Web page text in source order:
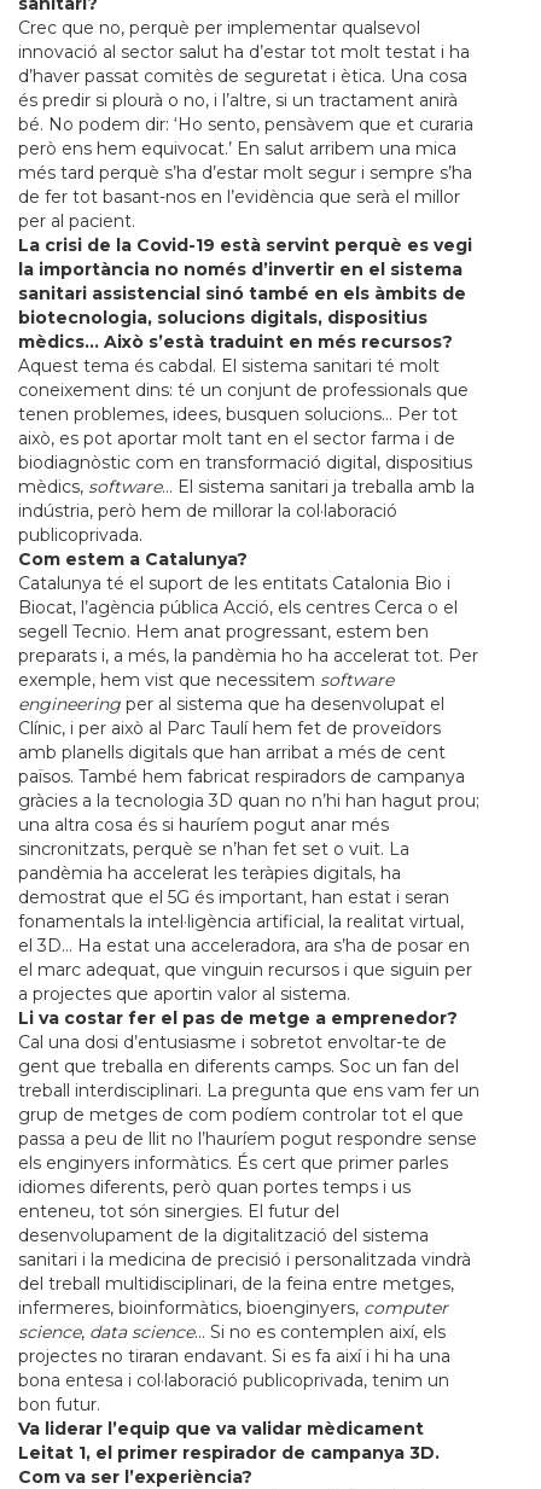
Crec que no, perquè per implementar qualsevol
innovació al sector salut ha d’estar tot molt testat i ha
d’haver passat comitès de seguretat i ètica. Una cosa
és predir si plourà o no, i l’altre, si un tractament anirà
bé. No podem dir: ‘Ho sento, pensàvem que et curaria
però ens hem equivocat.’ En salut arribem una mica
més tard perquè s’ha d’estar molt segur i sempre s’ha
de fer tot basant-nos en l’evidència que serà el millor
per al pacient.
La crisi de la Covid-19 està servint perquè es vegi
la importància no només d’invertir en el sistema
sanitari assistencial sinó també en els àmbits de
biotecnologia, solucions digitals, dispositius
mèdics… Això s’està traduint en més recursos?
Aquest tema és cabdal. El sistema sanitari té molt
coneixement dins: té un conjunt de professionals que
tenen problemes, idees, busquen solucions… Per tot
això, es pot aportar molt tant en el sector farma i de
biodiagnòstic com en transformació digital, dispositius
mèdics, software… El sistema sanitari ja treballa amb la
indústria, però hem de millorar la col·laboració
publicoprivada.
Com estem a Catalunya?
Catalunya té el suport de les entitats Catalonia Bio i
Biocat, l’agència pública Acció, els centres Cerca o el
segell Tecnio. Hem anat progressant, estem ben
preparats i, a més, la pandèmia ho ha accelerat tot. Per
exemple, hem vist que necessitem software
engineering per al sistema que ha desenvolupat el
Clínic, i per això al Parc Taulí hem fet de proveïdors
amb planells digitals que han arribat a més de cent
països. També hem fabricat respiradors de campanya
gràcies a la tecnologia 3D quan no n’hi han hagut prou;
una altra cosa és si hauríem pogut anar més
sincronitzats, perquè se n’han fet set o vuit. La
pandèmia ha accelerat les teràpies digitals, ha
demostrat que el 5G és important, han estat i seran
fonamentals la intel·ligència artificial, la realitat virtual,
el 3D… Ha estat una acceleradora, ara s’ha de posar en
el marc adequat, que vinguin recursos i que siguin per
a projectes que aportin valor al sistema.
Li va costar fer el pas de metge a emprenedor?
Cal una dosi d’entusiasme i sobretot envoltar-te de
gent que treballa en diferents camps. Soc un fan del
treball interdisciplinari. La pregunta que ens vam fer un
grup de metges de com podíem controlar tot el que
passa a peu de llit no l’hauríem pogut respondre sense
els enginyers informàtics. És cert que primer parles
idiomes diferents, però quan portes temps i us
enteneu, tot són sinergies. El futur del
desenvolupament de la digitalització del sistema
sanitari i la medicina de precisió i personalitzada vindrà
del treball multidisciplinari, de la feina entre metges,
infermeres, bioinformàtics, bioenginyers, computer
science, data science… Si no es contemplen així, els
projectes no tiraran endavant. Si es fa així i hi ha una
bona entesa i col·laboració publicoprivada, tenim un
bon futur.
Va liderar l’equip que va validar mèdicament
Leitat 1, el primer respirador de campanya 3D.
Com va ser l’experiència?